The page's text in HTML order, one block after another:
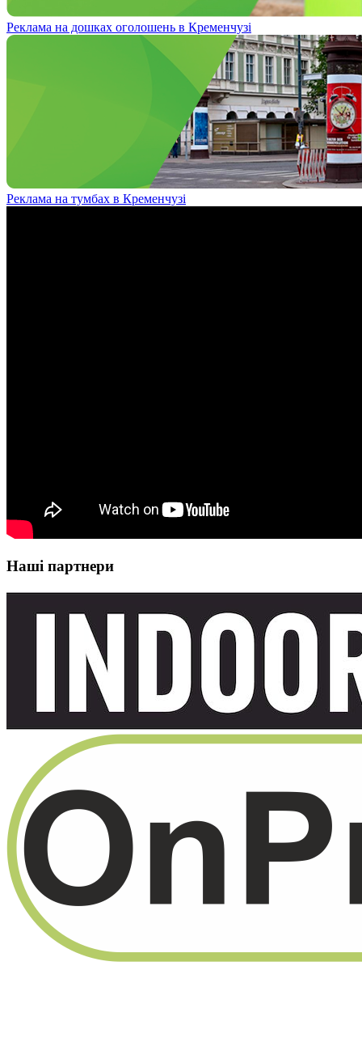
Реклама на дошках оголошень в Кременчузі
Реклама на тумбах в Кременчузі
Наші партнери